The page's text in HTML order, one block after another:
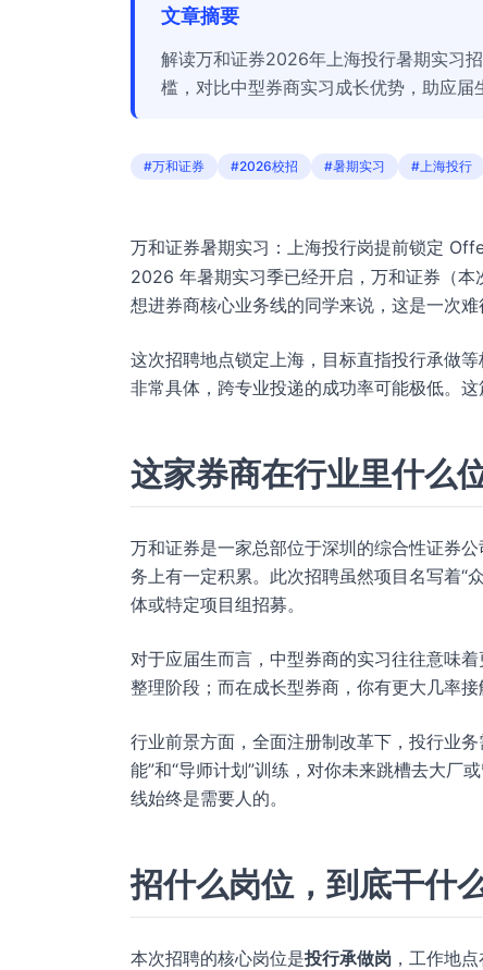
文章摘要
解读万和证券2026年上海投行暑期实习
槛，对比中型券商实习成长优势，助应届
#万和证券 #2026校招 #暑期实习 #上海投行
万和证券暑期实习：上海投行岗提前锁定
2026 年暑期实习季已经开启，万和证券（本
想进券商核心业务线的同学来说，这是一次难
这次招聘地点锁定上海，目标直指投行承做
非常具体，跨专业投递的成功率可能极低。
这家券商在行业里什么
万和证券是一家总部位于深圳的综合性证券
务上有一定积累。此次招聘虽然项目名写着“
体或特定项目组招募。
对于应届生而言，中型券商的实习往往意味
整理阶段；而在成长型券商，你有更大几率
行业前景方面，全面注册制改革下，投行业
能”和“导师计划”训练，对你未来跳槽去大厂
线始终是需要人的。
招什么岗位，到底干什
本次招聘的核心岗位是投行承做岗 ，工作地